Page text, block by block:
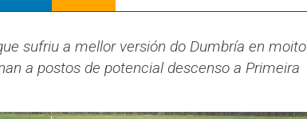
sufriu a mellor versión do Dumbría en moito
a postos de potencial descenso a Primeira